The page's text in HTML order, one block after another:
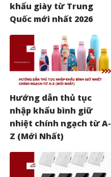
khẩu giày từ Trung
Quốc mới nhất 2026
Hướng dẫn thủ tục
nhập khẩu bình giữ
nhiệt chính ngạch từ A-
Z (Mới Nhất)